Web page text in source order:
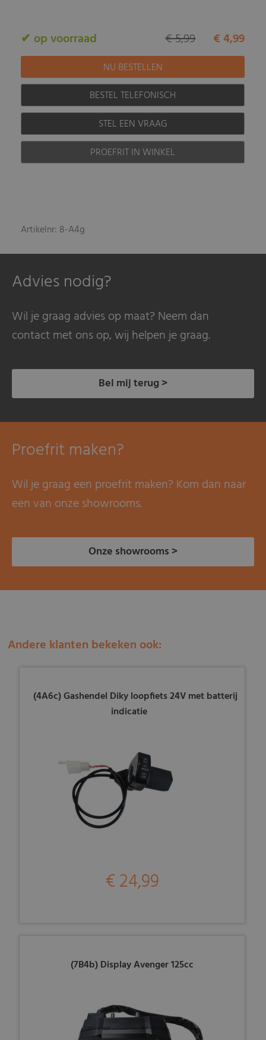
✔ op voorraad € 4,99
€ 5,99
BESTEL TELEFONISCH
STEL EEN VRAAG
PROEFRIT IN WINKEL
Artikelnr: 8-A4g
Advies nodig?
Wil je graag advies op maat? Neem dan
contact met ons op, wij helpen je graag.
Bel mij terug >
Proefrit maken?
Wil je graag een proefrit maken? Kom dan naar
een van onze showrooms.
Onze showrooms >
Andere klanten bekeken ook:
(4A6c) Gashendel Diky loopfiets 24V met batterij
indicatie
€ 24,99
(7B4b) Display Avenger 125cc